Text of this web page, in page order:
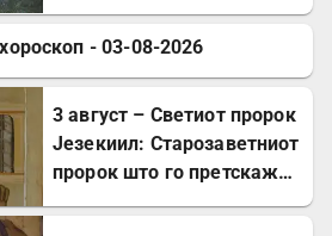
- 03-08-2026
3 август – Светиот пророк
Језекиил: Старозаветниот
пророк што го претскажа